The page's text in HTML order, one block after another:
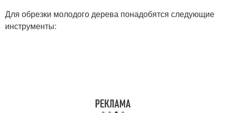
Для обрезки молодого дерева понадобятся следующие
инструменты: